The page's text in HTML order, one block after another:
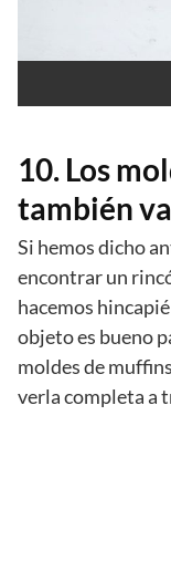
10. Los
también
Si hemos dicho
encontrar un
hacemos
objeto es bueno
moldes de
verla completa a